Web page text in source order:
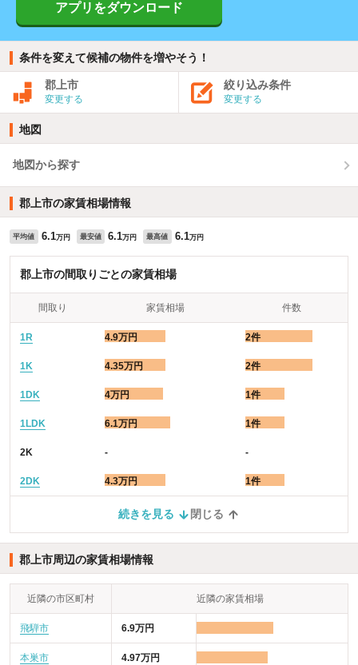
アプリをダウンロード
条件を変えて候補の物件を増やそう！
郡上市
変更する
絞り込み条件
変更する
地図
地図から探す
郡上市の家賃相場情報
平均値 6.1万円 最安値 6.1万円 最高値 6.1万円
郡上市の間取りごとの家賃相場
間取り 家賃相場 件数
1R 4.9万円 2件
1K 4.35万円 2件
1DK 4万円 1件
1LDK 6.1万円 1件
2K - -
2DK 4.3万円 1件
続きを見る 閉じる
郡上市周辺の家賃相場情報
近隣の市区町村 近隣の家賃相場
飛騨市 6.9万円
本巣市 4.97万円